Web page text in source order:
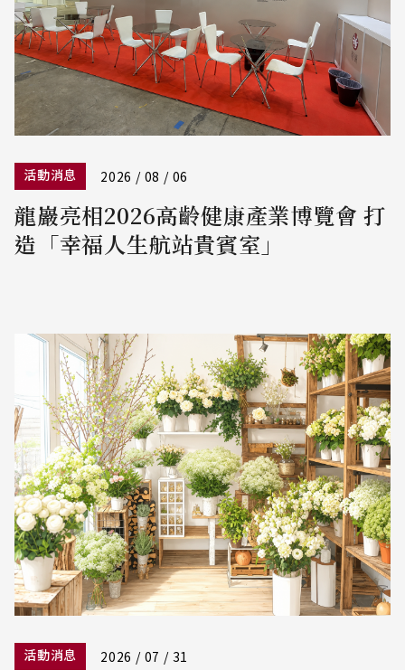
活動消息 2026 / 08 / 06
龍巖亮相2026高齡健康產業博覽會 打
造「幸福人生航站貴賓室」
活動消息 2026 / 07 / 31